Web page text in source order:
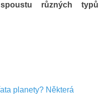
spoustu různých typů